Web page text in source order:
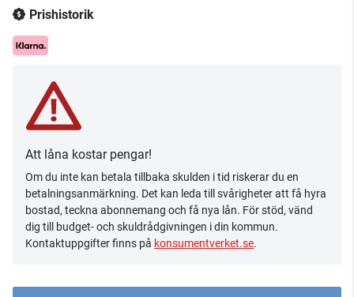
Prishistorik
Att låna kostar pengar!
Om du inte kan betala tillbaka skulden i tid riskerar du en
betalningsanmärkning. Det kan leda till svårigheter att få hyra
bostad, teckna abonnemang och få nya lån. För stöd, vänd
dig till budget- och skuldrådgivningen i din kommun.
Kontaktuppgifter finns på konsumentverket.se.